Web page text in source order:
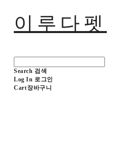
이루다펫
Search 검색
Log In 로그인
Cart장바구니